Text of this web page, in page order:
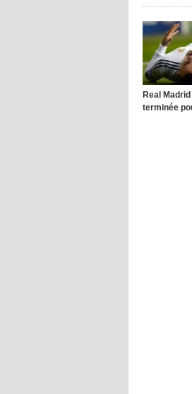
Real
terminée